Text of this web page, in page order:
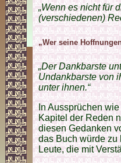
„Wenn es nicht für
(verschiedenen)
„Wer seine
„Der Dankbarste
Undankbarste von
unter ihnen.“
In Aussprüchen
Kapitel der Reden
diesen Gedanken
das Buch würde zu
Leute, die mit